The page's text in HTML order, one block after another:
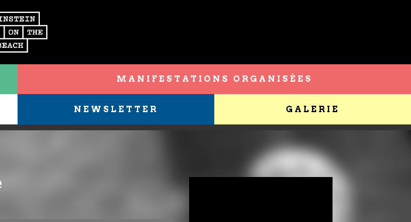
MANIFESTATIONS ORGANISÉES
NEWSLETTER GALERIE